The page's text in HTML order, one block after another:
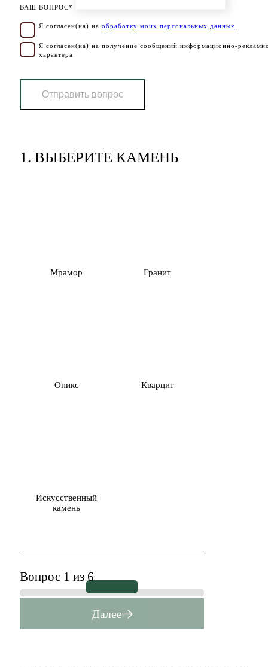
ВАШ ВОПРОС*
Я согласен(на) на обработку моих персональных данных
Я согласен(на) на получение сообщений информационно-
характера
Отправить вопрос
1. ВЫБЕРИТЕ КАМЕНЬ
Мрамор Гранит
Оникс Кварцит
Искусственный
камень
Вопрос 1 из 6
Далее